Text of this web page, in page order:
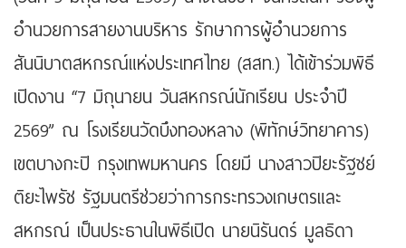
อำนวยการสายงานบริหาร รักษาการผู้อำนวยการ
สันนิบาตสหกรณ์แห่งประเทศไทย (สสท.) ได้เข้าร่วมพิธี
เปิดงาน “7 มิถุนายน วันสหกรณ์นักเรียน ประจำปี
2569” ณ โรงเรียนวัดบึงทองหลาง (พิทักษ์วิทยาคาร)
เขตบางกะปิ กรุงเทพมหานคร โดยมี นางสาวปิยะรัฐชย์
ติยะไพรัช รัฐมนตรีช่วยว่าการกระทรวงเกษตรและ
สหกรณ์ เป็นประธานในพิธีเปิด นายนิรันดร์ มูลธิดา